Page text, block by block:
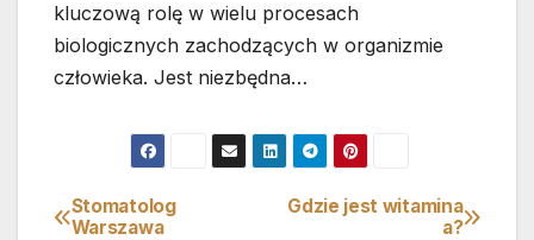
kluczową rolę w wielu procesach
biologicznych zachodzących w organizmie
człowieka. Jest niezbędna…
Nawigacja
Gdzie jest witamina
a?
Stomatolog
Warszawa